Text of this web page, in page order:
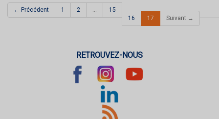
← Précédent 1 2 …
15
16
17 (current)Suivant →
RETROUVEZ-NOUS